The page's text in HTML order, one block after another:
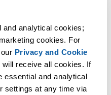
analytical cookies;
cookies. For
Privacy and Cookie
receive all cookies. If
essential and analytical
settings at any time via